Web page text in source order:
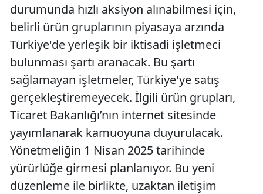
durumunda hızlı aksiyon alınabilmesi için,
belirli ürün gruplarının piyasaya arzında
Türkiye'de yerleşik bir iktisadi işletmeci
bulunması şartı aranacak. Bu şartı
sağlamayan işletmeler, Türkiye'ye satış
gerçekleştiremeyecek. İlgili ürün grupları,
Ticaret Bakanlığı’nın internet sitesinde
yayımlanarak kamuoyuna duyurulacak.
Yönetmeliğin 1 Nisan 2025 tarihinde
yürürlüğe girmesi planlanıyor. Bu yeni
düzenleme ile birlikte, uzaktan iletişim